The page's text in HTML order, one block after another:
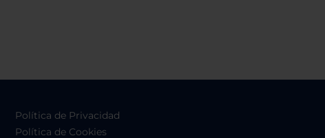
Política de Privacidad
Política de Cookies